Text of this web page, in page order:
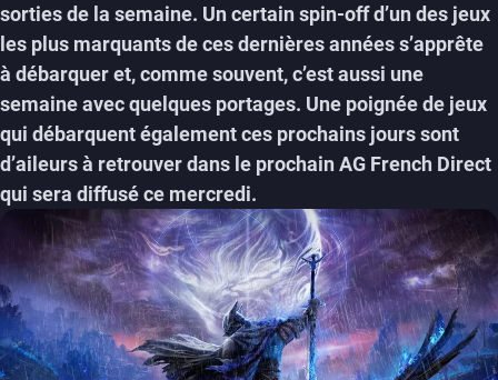
sorties de la semaine. Un certain spin-off d’un des jeux
les plus marquants de ces dernières années s’apprête
à débarquer et, comme souvent, c’est aussi une
semaine avec quelques portages. Une poignée de jeux
qui débarquent également ces prochains jours sont
d’aileurs à retrouver dans le prochain AG French Direct
qui sera diffusé ce mercredi.